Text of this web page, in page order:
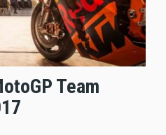
Team